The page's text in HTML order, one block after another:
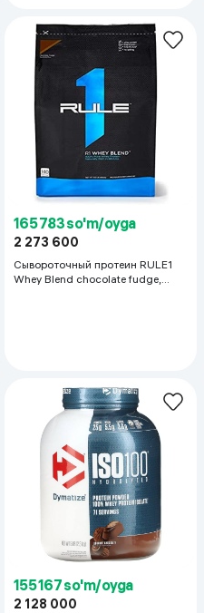
165 783 so'm/oyga
2 273 600
Сывороточный протеин RULE1
Whey Blend chocolate fudge,
155 167 so'm/oyga
2 128 000